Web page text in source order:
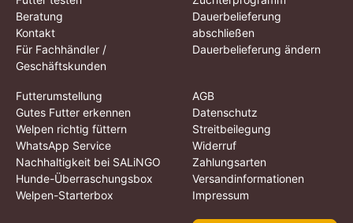
Beratung
Kontakt
Für Fachhändler /
Geschäftskunden
Dauerbelieferung
abschließen
Dauerbelieferung ändern
Futterumstellung
Gutes Futter erkennen
Welpen richtig füttern
WhatsApp Service
Nachhaltigkeit bei SALiNGO
Hunde-Überraschungsbox
Welpen-Starterbox
AGB
Datenschutz
Streitbeilegung
Widerruf
Zahlungsarten
Versandinformationen
Impressum